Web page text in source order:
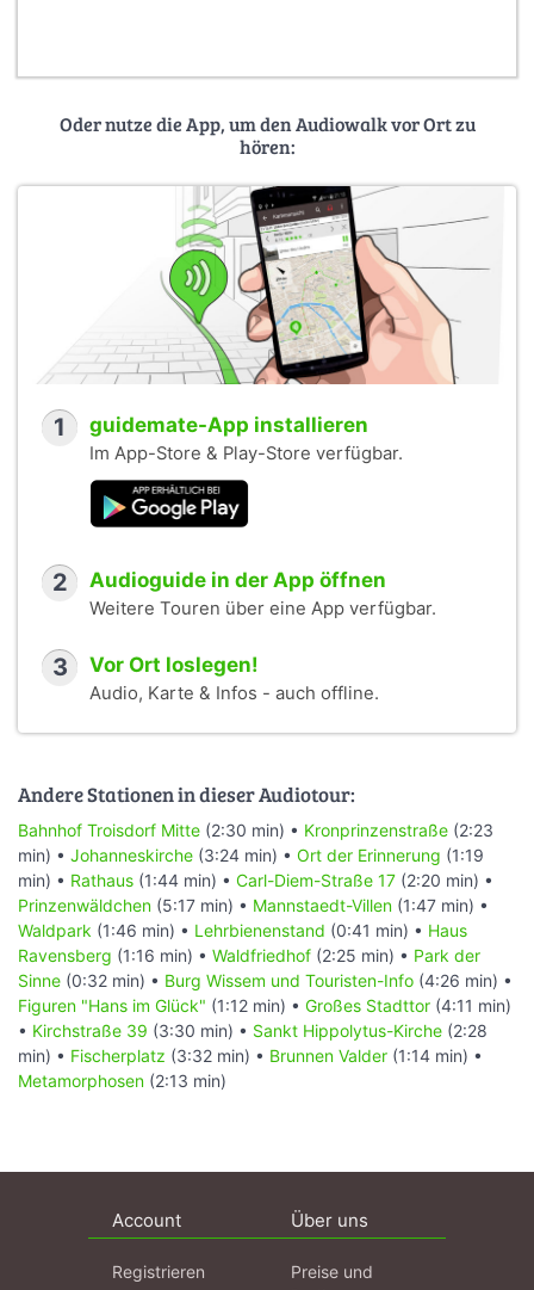
Oder nutze die App, um den Audiowalk vor Ort zu
hören:
1 guidemate-App installieren
Im App-Store & Play-Store verfügbar.
2 Audioguide in der App öffnen
Weitere Touren über eine App verfügbar.
3 Vor Ort loslegen!
Audio, Karte & Infos - auch offline.
Andere Stationen in dieser Audiotour:
Bahnhof Troisdorf Mitte (2:30 min) • Kronprinzenstraße (2:23
min) • Johanneskirche (3:24 min) • Ort der Erinnerung (1:19
min) • Rathaus (1:44 min) • Carl-Diem-Straße 17 (2:20 min) •
Prinzenwäldchen (5:17 min) • Mannstaedt-Villen (1:47 min) •
Waldpark (1:46 min) • Lehrbienenstand (0:41 min) • Haus
Ravensberg (1:16 min) • Waldfriedhof (2:25 min) • Park der
Sinne (0:32 min) • Burg Wissem und Touristen-Info (4:26 min) •
Figuren "Hans im Glück" (1:12 min) • Großes Stadttor (4:11 min)
• Kirchstraße 39 (3:30 min) • Sankt Hippolytus-Kirche (2:28
min) • Fischerplatz (3:32 min) • Brunnen Valder (1:14 min) •
Metamorphosen (2:13 min)
Account
Registrieren
Über uns
Preise und